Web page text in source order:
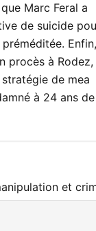
Marc Feral a
de suicide
Enfin,
procès à Rodez,
de mea
à 24 ans de
et